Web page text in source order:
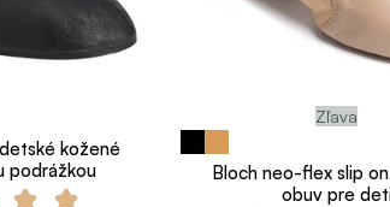
kožené
podrážkou
Zľava
Bloch neo-flex slip
obuv pre